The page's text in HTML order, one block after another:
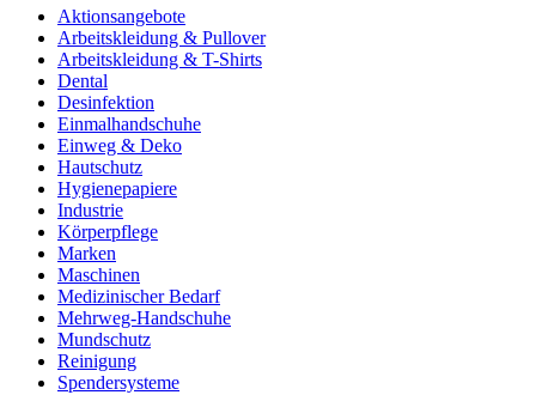
Aktionsangebote
Arbeitskleidung & Pullover
Arbeitskleidung & T-Shirts
Dental
Desinfektion
Einmalhandschuhe
Einweg & Deko
Hautschutz
Hygienepapiere
Industrie
Körperpflege
Marken
Maschinen
Medizinischer Bedarf
Mehrweg-Handschuhe
Mundschutz
Reinigung
Spendersysteme